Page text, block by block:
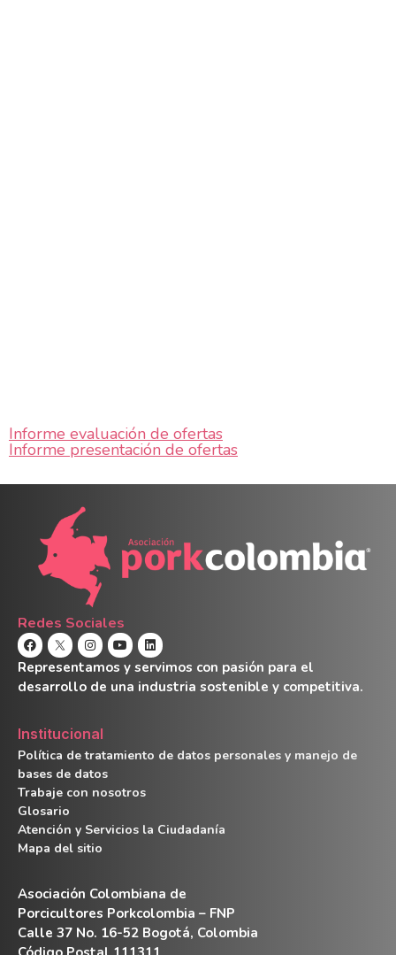
Informe evaluación de ofertas
Informe presentación de ofertas
Redes Sociales
Representamos y servimos con pasión para el
desarrollo de una industria sostenible y competitiva.
Institucional
Política de tratamiento de datos personales y manejo de
bases de datos
Trabaje con nosotros
Glosario
Atención y Servicios la Ciudadanía
Mapa del sitio
Asociación Colombiana de
Porcicultores Porkcolombia – FNP
Calle 37 No. 16-52 Bogotá, Colombia